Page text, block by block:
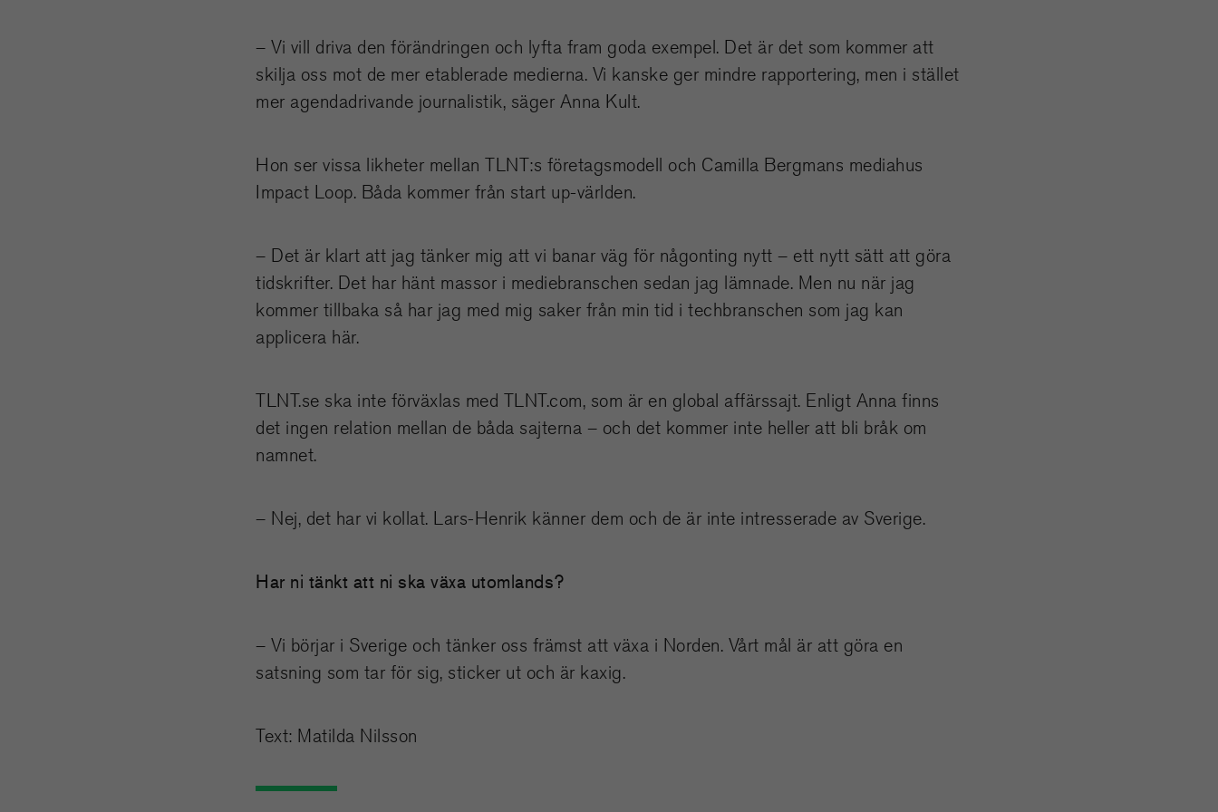
– Vi vill driva den förändringen och lyfta fram goda exempel. Det är det som kommer att
skilja oss mot de mer etablerade medierna. Vi kanske ger mindre rapportering, men i stället
mer agendadrivande journalistik, säger Anna Kult.
Hon ser vissa likheter mellan TLNT:s företagsmodell och Camilla Bergmans mediahus
Impact Loop. Båda kommer från start up-världen.
– Det är klart att jag tänker mig att vi banar väg för någonting nytt – ett nytt sätt att göra
tidskrifter. Det har hänt massor i mediebranschen sedan jag lämnade. Men nu när jag
kommer tillbaka så har jag med mig saker från min tid i techbranschen som jag kan
applicera här.
TLNT.se ska inte förväxlas med TLNT.com, som är en global affärssajt. Enligt Anna finns
det ingen relation mellan de båda sajterna – och det kommer inte heller att bli bråk om
namnet.
– Nej, det har vi kollat. Lars-Henrik känner dem och de är inte intresserade av Sverige.
Har ni tänkt att ni ska växa utomlands?
– Vi börjar i Sverige och tänker oss främst att växa i Norden. Vårt mål är att göra en
satsning som tar för sig, sticker ut och är kaxig.
Text: Matilda Nilsson